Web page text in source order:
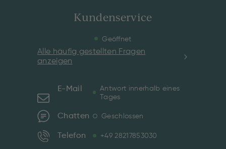
Kundenservice
Geöffnet
Alle häufig gestellten Fragen
anzeigen
E-Mail
Antwort innerhalb eines
Tages
Chatten Geschlossen
Telefon +49 28217853030